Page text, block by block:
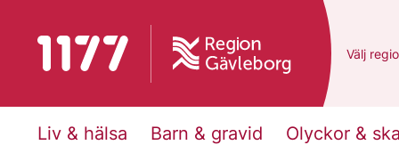
Till startsidan för 1177 Du har
Välj en
Liv & hälsa Barn & gravid Olyckor &